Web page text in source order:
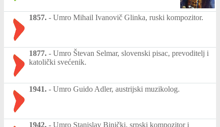
1857. - Umro Mihail Ivanovič Glinka, ruski kompozitor.
1877. - Umro Števan Selmar, slovenski pisac, prevoditelj i
katolički svećenik.
1941. - Umro Guido Adler, austrijski muzikolog.
1942. - Umro Stanislav Binički, srpski kompozitor i